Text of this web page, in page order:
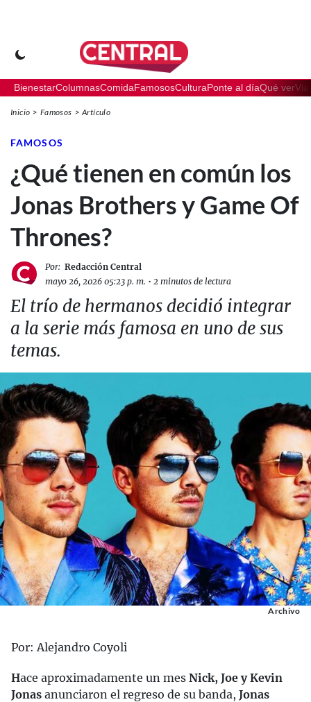
BienestarColumnasComidaFamososCulturaPonte al díaQué ver
Inicio Famosos Artículo
FAMOSOS
¿Qué tienen en común los
Jonas Brothers y Game Of
Thrones?
Por: Redacción Central
mayo 26, 2026 05:23 p. m. • 2 minutos de lectura
El trío de hermanos decidió integrar
a la serie más famosa en uno de sus
temas.
Archivo
Por: Alejandro Coyoli
Hace aproximadamente un mes Nick, Joe y Kevin
Jonas anunciaron el regreso de su banda, Jonas